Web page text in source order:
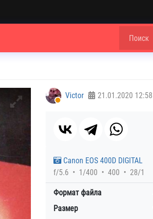
Victor 21.01.2020 12:58
Canon EOS 400D DIGITAL
f/5.6
1/400 400 28/1
Формат файла
Размер